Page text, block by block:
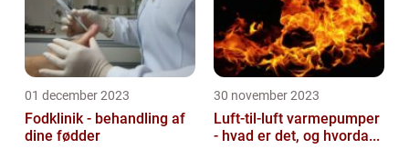
01 december 2023
Fodklinik - behandling af
dine fødder
30 november 2023
Luft-til-luft varmepumper
- hvad er det, og hvorda...